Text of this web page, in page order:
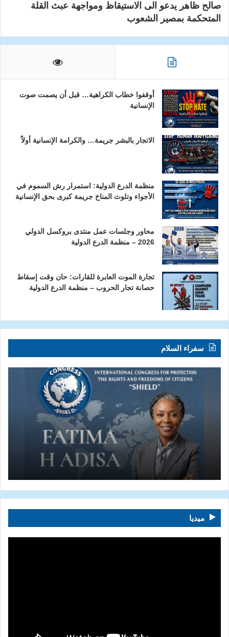
صالح ظاهر يدعو الى الاستيقاظ ومواجهة عبث القلة
المتحكمة بمصير الشعوب
أوقفوا خطاب الكراهية… قبل أن يصمت صوت
الإنسانية
الاتجار بالبشر جريمة… والكرامة الإنسانية أولاً
منظمة الدرع الدولية: استمرار رش السموم في
الأجواء وتلوث المناخ جريمة كبرى بحق الإنسانية
محاور وجلسات عمل منتدى بروكسل الدولي
2026 – منظمة الدرع الدولية
تجارة الموت العابرة للقارات: حان وقت إسقاط
حصانة تجار الحروب – منظمة الدرع الدولية
سفراء السلام
ميديا